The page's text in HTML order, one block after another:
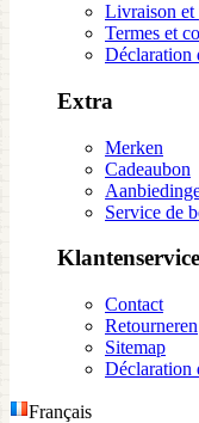
Livraison et
Termes et
Déclaration
Extra
Merken
Cadeaubon
Service de
Klantenservice
Contact
Retourneren
Sitemap
Déclaration
Français